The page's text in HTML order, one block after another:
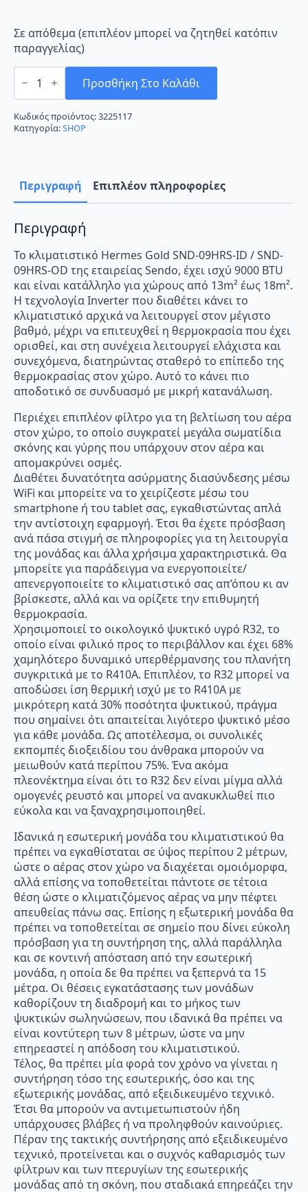
Σε απόθεμα (επιπλέον μπορεί να ζητηθεί κατόπιν
παραγγελίας)
Sendo
Hermes
SND-
09HRS-
ID
Κλιματιστικό
Inverter
9000
A++/A+
με
WiFi
Black
ποσότητα
Προσθήκη Στο Καλάθι
Κωδικός προϊόντος:3225117
Κατηγορία:SHOP
Περιγραφή Επιπλέον πληροφορίες
Περιγραφή
Το κλιματιστικό Hermes Gold SND-09HRS-ID / SND-
09HRS-OD της εταιρείας Sendo, έχει ισχύ 9000 BTU
και είναι κατάλληλο για χώρους από 13m² έως 18m².
Η τεχνολογία Inverter που διαθέτει κάνει το
κλιματιστικό αρχικά να λειτουργεί στον μέγιστο
βαθμό, μέχρι να επιτευχθεί η θερμοκρασία που έχει
ορισθεί, και στη συνέχεια λειτουργεί ελάχιστα και
συνεχόμενα, διατηρώντας σταθερό το επίπεδο της
θερμοκρασίας στον χώρο. Αυτό το κάνει πιο
αποδοτικό σε συνδυασμό με μικρή κατανάλωση.
Περιέχει επιπλέον φίλτρο για τη βελτίωση του αέρα
στον χώρο, το οποίο συγκρατεί μεγάλα σωματίδια
σκόνης και γύρης που υπάρχουν στον αέρα και
απομακρύνει οσμές.
Διαθέτει δυνατότητα ασύρματης διασύνδεσης μέσω
WiFi και μπορείτε να το χειρίζεστε μέσω του
smartphone ή του tablet σας, εγκαθιστώντας απλά
την αντίστοιχη εφαρμογή. Έτσι θα έχετε πρόσβαση
ανά πάσα στιγμή σε πληροφορίες για τη λειτουργία
της μονάδας και άλλα χρήσιμα χαρακτηριστικά. Θα
μπορείτε για παράδειγμα να ενεργοποιείτε/
απενεργοποιείτε το κλιματιστικό σας απ’όπου κι αν
βρίσκεστε, αλλά και να ορίζετε την επιθυμητή
θερμοκρασία.
Χρησιμοποιεί το οικολογικό ψυκτικό υγρό R32, το
οποίο είναι φιλικό προς το περιβάλλον και έχει 68%
χαμηλότερο δυναμικό υπερθέρμανσης του πλανήτη
συγκριτικά με το R410A. Επιπλέον, το R32 μπορεί να
αποδώσει ίση θερμική ισχύ με το R410A με
μικρότερη κατά 30% ποσότητα ψυκτικού, πράγμα
που σημαίνει ότι απαιτείται λιγότερο ψυκτικό μέσο
για κάθε μονάδα. Ως αποτέλεσμα, οι συνολικές
εκπομπές διοξειδίου του άνθρακα μπορούν να
μειωθούν κατά περίπου 75%. Ένα ακόμα
πλεονέκτημα είναι ότι το R32 δεν είναι μίγμα αλλά
ομογενές ρευστό και μπορεί να ανακυκλωθεί πιο
εύκολα και να ξαναχρησιμοποιηθεί.
Ιδανικά η εσωτερική μονάδα του κλιματιστικού θα
πρέπει να εγκαθίσταται σε ύψος περίπου 2 μέτρων,
ώστε ο αέρας στον χώρο να διαχέεται ομοιόμορφα,
αλλά επίσης να τοποθετείται πάντοτε σε τέτοια
θέση ώστε ο κλιματιζόμενος αέρας να μην πέφτει
απευθείας πάνω σας. Επίσης η εξωτερική μονάδα θα
πρέπει να τοποθετείται σε σημείο που δίνει εύκολη
πρόσβαση για τη συντήρηση της, αλλά παράλληλα
και σε κοντινή απόσταση από την εσωτερική
μονάδα, η οποία δε θα πρέπει να ξεπερνά τα 15
μέτρα. Οι θέσεις εγκατάστασης των μονάδων
καθορίζουν τη διαδρομή και το μήκος των
ψυκτικών σωληνώσεων, που ιδανικά θα πρέπει να
είναι κοντύτερη των 8 μέτρων, ώστε να μην
επηρεαστεί η απόδοση του κλιματιστικού.
Τέλος, θα πρέπει μία φορά τον χρόνο να γίνεται η
συντήρηση τόσο της εσωτερικής, όσο και της
εξωτερικής μονάδας, από εξειδικευμένο τεχνικό.
Έτσι θα μπορούν να αντιμετωπιστούν ήδη
υπάρχουσες βλάβες ή να προληφθούν καινούριες.
Πέραν της τακτικής συντήρησης από εξειδικευμένο
τεχνικό, προτείνεται και ο συχνός καθαρισμός των
φίλτρων και των πτερυγίων της εσωτερικής
μονάδας από τη σκόνη, που σταδιακά επηρεάζει την